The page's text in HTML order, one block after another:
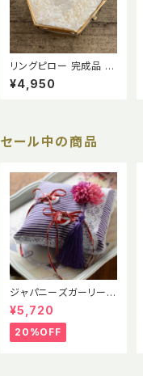
リングピロー 完成品 六
角形 ガラスケース ジュ
エリーケース 真鍮 プリ
¥4,950
セール中の商品
ジャパニーズガーリー
水引リングピロー完成
品
¥5,720
20%OFF